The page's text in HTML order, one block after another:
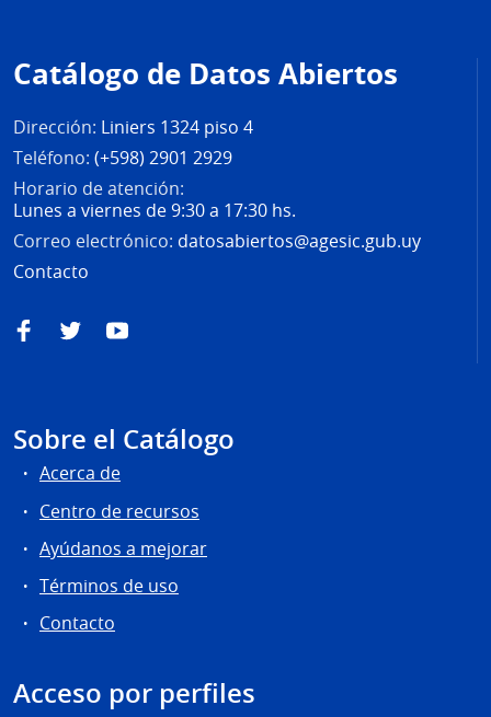
de
página
Catálogo de Datos Abiertos
Dirección: Liniers 1324 piso 4
Teléfono: (+598) 2901 2929
Horario de atención:
Lunes a viernes de 9:30 a 17:30 hs.
Correo electrónico: datosabiertos@agesic.gub.uy
Contacto
FacebookTwitterYouTube
Sobre el Catálogo
Acerca de
Centro de recursos
Ayúdanos a mejorar
Términos de uso
Contacto
Acceso por perfiles